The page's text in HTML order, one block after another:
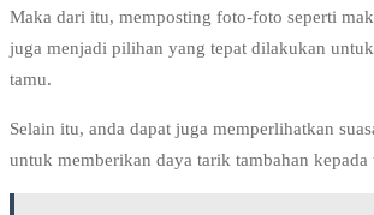
Maka dari itu, memposting foto-foto seperti
juga menjadi pilihan yang tepat dilakukan
tamu.
Selain itu, anda dapat juga memperlihatkan
untuk memberikan daya tarik tambahan kepada